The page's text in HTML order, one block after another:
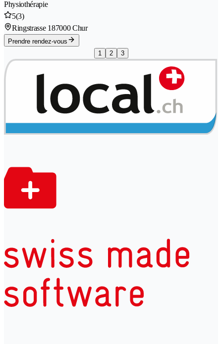
Physiothérapie
5(3)
Ringstrasse 187000 Chur
Prendre rendez-vous
1
2 3